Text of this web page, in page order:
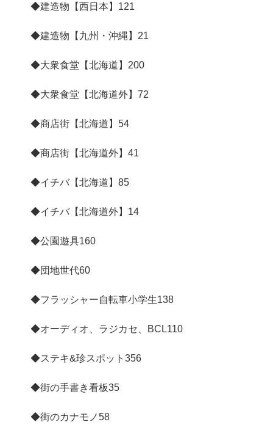
◆建造物【西日本】 121
◆建造物【九州・沖縄】 21
◆大衆食堂【北海道】 200
◆大衆食堂【北海道外】 72
◆商店街【北海道】 54
◆商店街【北海道外】 41
◆イチバ【北海道】 85
◆イチバ【北海道外】 14
◆公園遊具160
◆団地世代60
◆フラッシャー自転車小学生138
◆オーディオ、ラジカセ、BCL110
◆ステキ&珍スポット 356
◆街の手書き看板35
◆街のカナモノ58